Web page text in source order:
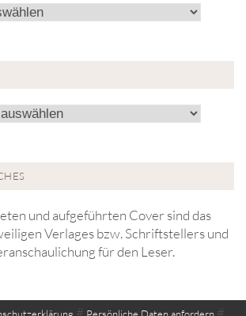
und aufgeführten Cover sind das
Verlages bzw. Schriftstellers und
für den Leser.